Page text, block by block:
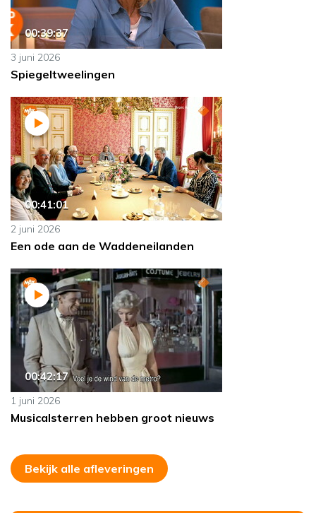
00:39:37
3 juni 2026
Spiegeltweelingen
00:41:01
2 juni 2026
Een ode aan de Waddeneilanden
00:42:17
1 juni 2026
Musicalsterren hebben groot nieuws
Bekijk alle afleveringen